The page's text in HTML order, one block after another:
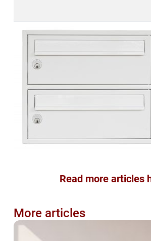
Read more articles
More articles